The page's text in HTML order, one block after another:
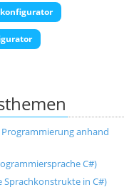
anhand
C#)
Sprachkonstrukte in C#)